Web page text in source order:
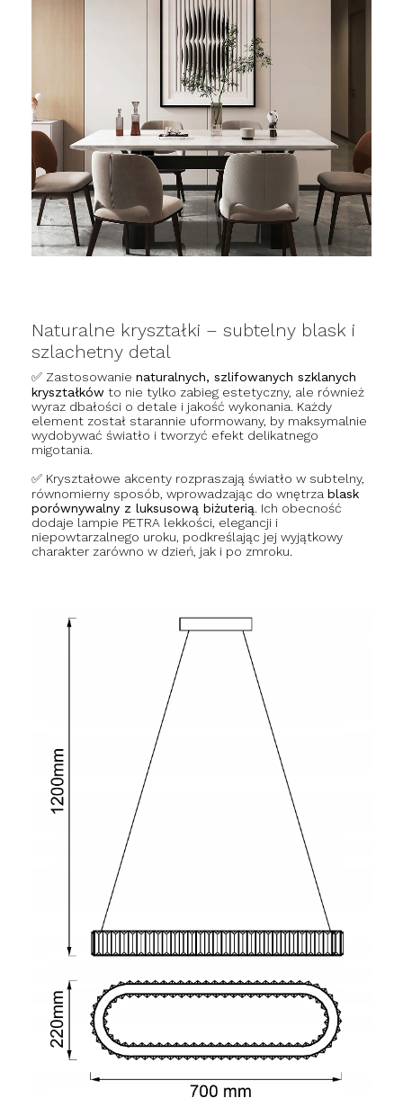
Naturalne kryształki – subtelny blask i
szlachetny detal
✅ Zastosowanie naturalnych, szlifowanych szklanych
kryształków to nie tylko zabieg estetyczny, ale również
wyraz dbałości o detale i jakość wykonania. Każdy
element został starannie uformowany, by maksymalnie
wydobywać światło i tworzyć efekt delikatnego
migotania.
✅ Kryształowe akcenty rozpraszają światło w subtelny,
równomierny sposób, wprowadzając do wnętrza blask
porównywalny z luksusową biżuterią. Ich obecność
dodaje lampie PETRA lekkości, elegancji i
niepowtarzalnego uroku, podkreślając jej wyjątkowy
charakter zarówno w dzień, jak i po zmroku.